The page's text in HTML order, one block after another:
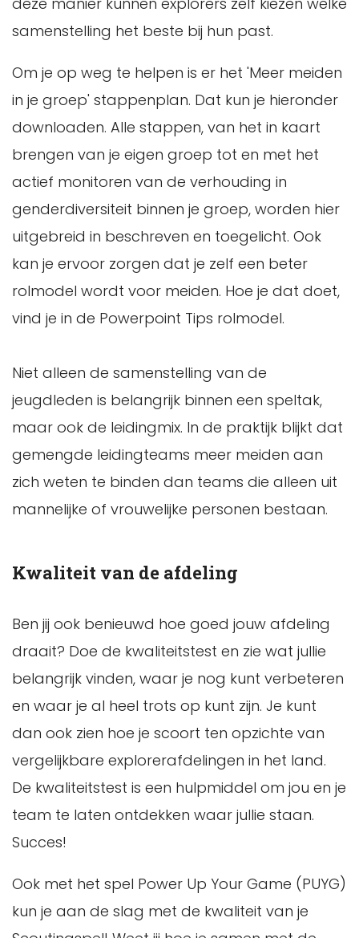
samenstelling het beste bij hun past.
Om je op weg te helpen is er het 'Meer meiden
in je groep' stappenplan. Dat kun je hieronder
downloaden. Alle stappen, van het in kaart
brengen van je eigen groep tot en met het
actief monitoren van de verhouding in
genderdiversiteit binnen je groep, worden hier
uitgebreid in beschreven en toegelicht. Ook
kan je ervoor zorgen dat je zelf een beter
rolmodel wordt voor meiden. Hoe je dat doet,
vind je in de Powerpoint Tips rolmodel.
Niet alleen de samenstelling van de
jeugdleden is belangrijk binnen een speltak,
maar ook de leidingmix. In de praktijk blijkt dat
gemengde leidingteams meer meiden aan
zich weten te binden dan teams die alleen uit
mannelijke of vrouwelijke personen bestaan.
Kwaliteit van de afdeling
Ben jij ook benieuwd hoe goed jouw afdeling
draait? Doe de kwaliteitstest en zie wat jullie
belangrijk vinden, waar je nog kunt verbeteren
en waar je al heel trots op kunt zijn. Je kunt
dan ook zien hoe je scoort ten opzichte van
vergelijkbare explorerafdelingen in het land.
De kwaliteitstest is een hulpmiddel om jou en je
team te laten ontdekken waar jullie staan.
Succes!
Ook met het spel Power Up Your Game (PUYG)
kun je aan de slag met de kwaliteit van je